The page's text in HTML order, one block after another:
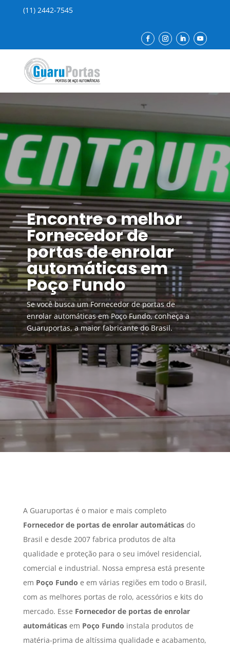
(11) 2442-7545
Encontre o melhor
Fornecedor de
portas de enrolar
automáticas em
Poço Fundo
Se você busca um Fornecedor de portas de
enrolar automáticas em Poço Fundo, conheça a
Guaruportas, a maior fabricante do Brasil.
A Guaruportas é o maior e mais completo
Fornecedor de portas de enrolar automáticasdo
Brasil e desde 2007 fabrica produtos de alta
qualidade e proteção para o seu imóvel residencial,
comercial e industrial. Nossa empresa está presente
em Poço Fundo e em várias regiões em todo o Brasil,
com as melhores portas de rolo, acessórios e kits do
mercado. Esse Fornecedor de portas de enrolar
automáticasem Poço Fundo instala produtos de
matéria-prima de altíssima qualidade e acabamento,